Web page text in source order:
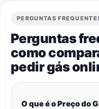
PERGUNTAS
Perguntas
como
pedir gás
O que é o Preço do